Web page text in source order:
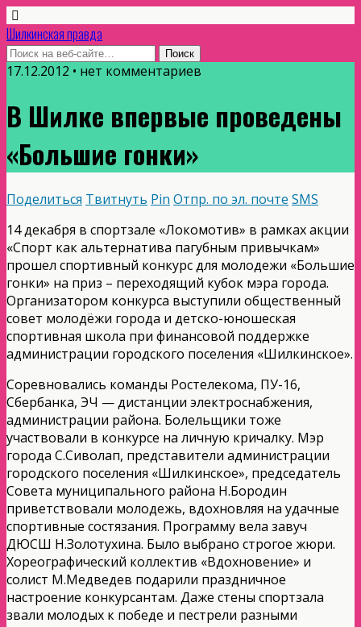
Шилкинская правда
17.12.2012 • нет комментариев
В Шилке впервые проведены
«Большие гонки»
Поделиться Твитнуть Pin Отпр. по эл. почте SMS
14 декабря в спортзале «Локомотив» в рамках акции
«Спорт как альтернатива пагубным привычкам»
прошел спортивный конкурс для молодежи «Большие
гонки» на приз – переходящий кубок мэра города.
Организатором конкурса выступили общественный
совет молодёжи города и детско-юношеская
спортивная школа при финансовой поддержке
администрации городского поселения «Шилкинское».
Соревновались команды Ростелекома, ПУ-16,
Сбербанка, ЭЧ — дистанции электроснабжения,
администрации района. Болельщики тоже
участвовали в конкурсе на личную кричалку. Мэр
города С.Сиволап, представители администрации
городского поселения «Шилкинское», председатель
Совета муниципального района Н.Бородин
приветствовали молодежь, вдохновляя на удачные
спортивные состязания. Программу вела завуч
ДЮСШ Н.Золотухина. Было выбрано строгое жюри.
Хореографический коллектив «Вдохновение» и
солист М.Медведев подарили праздничное
настроение конкурсантам. Даже стены спортзала
звали молодых к победе и пестрели разными